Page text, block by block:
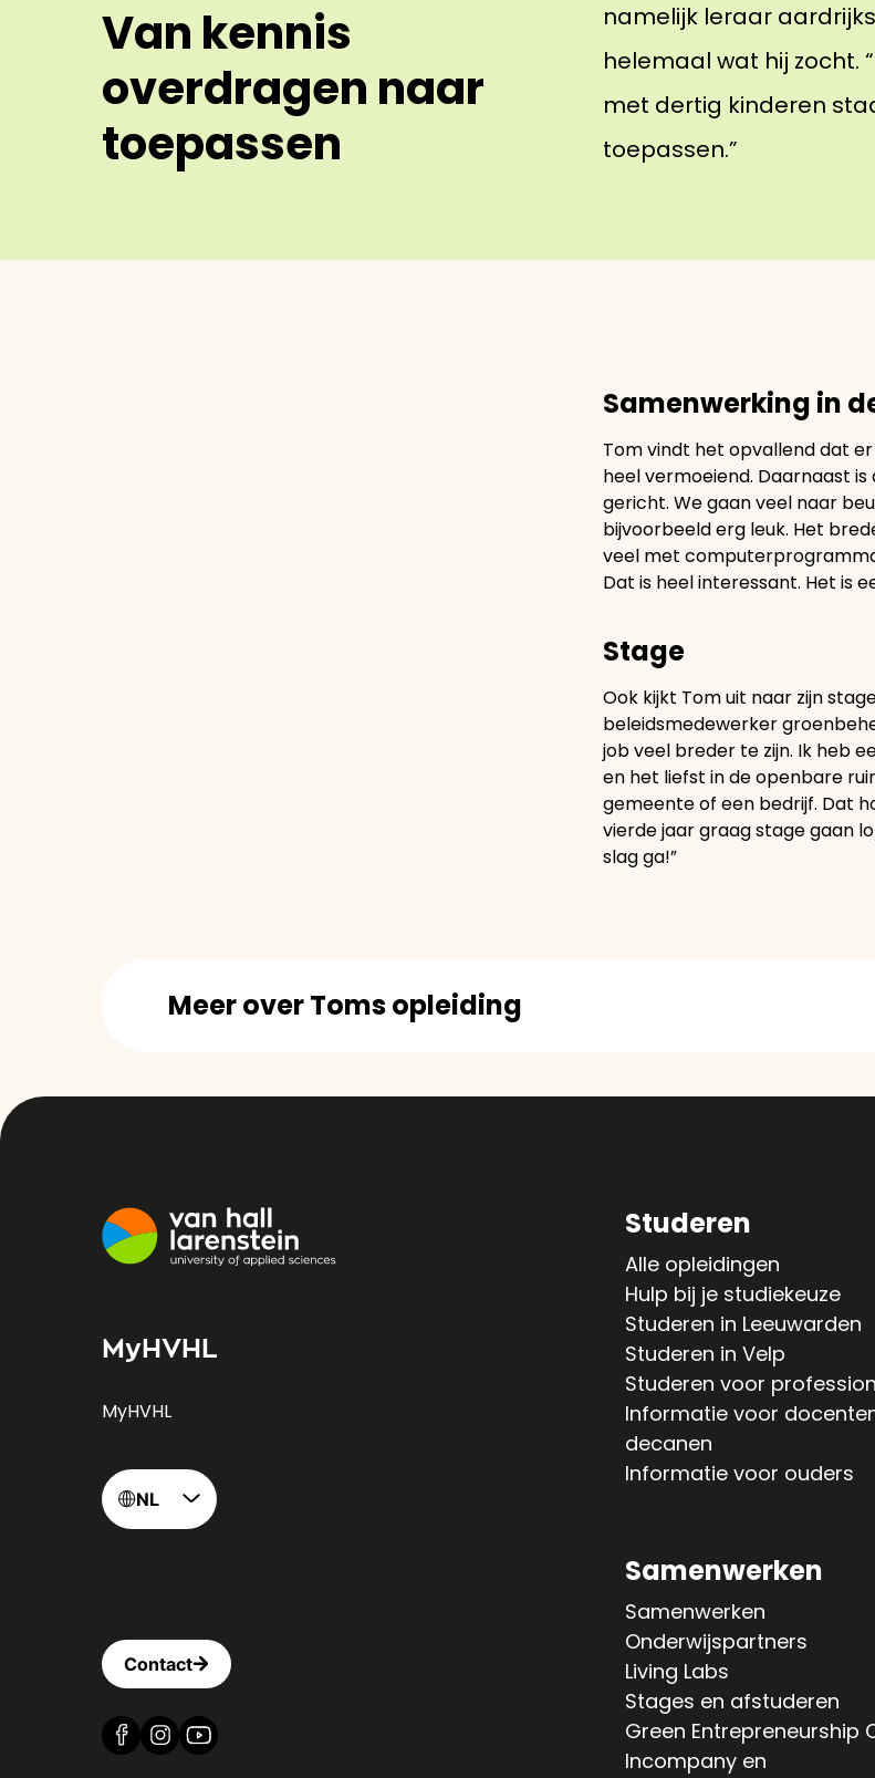
Van kennis
overdragen naar
toepassen
namelijk leraar
helemaal wat hij zocht.
met dertig kinderen
toepassen.”
Samenwerking in
Tom vindt het opvallend dat
heel vermoeiend. Daarnaast
gericht. We gaan veel naar
bijvoorbeeld erg leuk. Het
veel met
Dat is heel interessant. Het is
Stage
Ook kijkt Tom uit naar zijn
beleidsmedewerker
job veel breder te zijn. Ik heb
en het liefst in de openbare
gemeente of een bedrijf. Dat
vierde jaar graag stage gaan
slag ga!”
Meer over Toms opleiding
MyHVHL
MyHVHL
NL
Contact
Vind ons op Facebook
Vind ons op Instagram
Vind ons op YouTube
Studeren
Alle opleidingen
Hulp bij je studiekeuze
Studeren in Leeuwarden
Studeren in Velp
Studeren voor
Informatie voor
decanen
Informatie voor ouders
Samenwerken
Samenwerken
Onderwijspartners
Living Labs
Stages en afstuderen
Green Entrepreneurship
Incompany en